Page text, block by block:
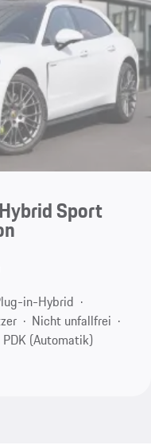
Sport
in-Hybrid
Nicht unfallfrei
PDK (Automatik)